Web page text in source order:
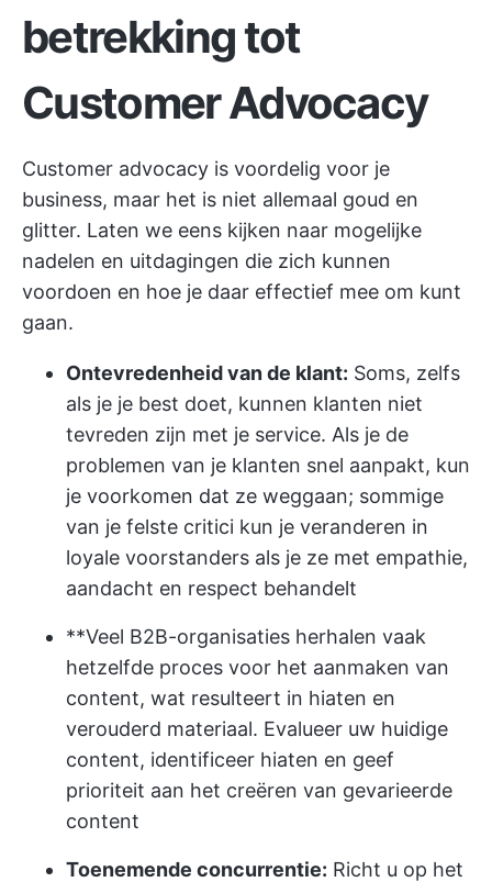
betrekking tot
Customer Advocacy
Customer advocacy is voordelig voor je
business, maar het is niet allemaal goud en
glitter. Laten we eens kijken naar mogelijke
nadelen en uitdagingen die zich kunnen
voordoen en hoe je daar effectief mee om kunt
gaan.
Ontevredenheid van de klant: Soms, zelfs
als je je best doet, kunnen klanten niet
tevreden zijn met je service. Als je de
problemen van je klanten snel aanpakt, kun
je voorkomen dat ze weggaan; sommige
van je felste critici kun je veranderen in
loyale voorstanders als je ze met empathie,
aandacht en respect behandelt
**Veel B2B-organisaties herhalen vaak
hetzelfde proces voor het aanmaken van
content, wat resulteert in hiaten en
verouderd materiaal. Evalueer uw huidige
content, identificeer hiaten en geef
prioriteit aan het creëren van gevarieerde
content
Toenemende concurrentie: Richt u op het